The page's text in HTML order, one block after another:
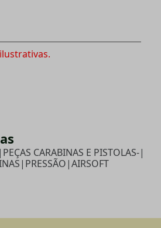
| PEÇAS CARABINAS E PISTOLAS-|
| PRESSÃO|AIRSOFT